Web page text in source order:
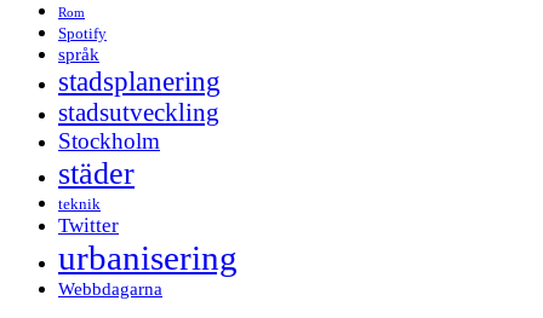
Rom
Spotify
språk
stadsplanering
stadsutveckling
Stockholm
städer
teknik
Twitter
urbanisering
Webbdagarna